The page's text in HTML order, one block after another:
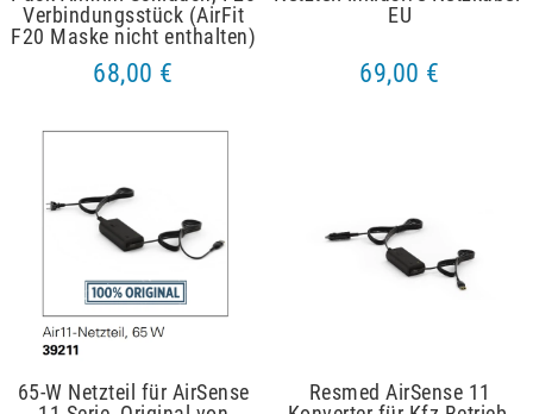
Verbindungsstück (AirFit
F20 Maske nicht enthalten)
68,00 €
EU
69,00 €
65-W Netzteil für AirSense
Resmed AirSense 11